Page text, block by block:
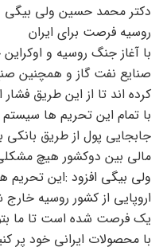
دکتر محمد حسین ولی بیگی
روسیه فرصت برای ایران
با آغاز جنگ روسیه و اوکراین
صنایع نفت گاز و همچنین
کرده اند تا از این طریق فشار
با تمام این تحریم ها
جابجایی پول از طریق
مالی بین دوکشور هیچ
ولی بیگی افزود :این تحریم
اروپایی از کشور روسیه
یک فرصت شده است تا ما
با محصولات ایرانی خود پر